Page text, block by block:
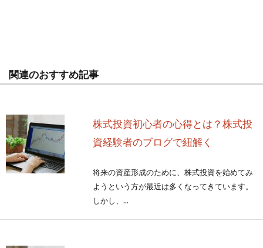
関連のおすすめ記事
株式投資初心者の心得とは？株式投
資経験者のブログで紐解く
将来の資産形成のために、株式投資を始めてみ
ようという方が最近は多くなってきています。
しかし、...